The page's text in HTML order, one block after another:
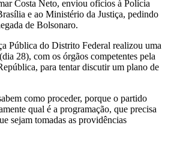
Costa Neto, enviou ofícios à Polícia
e ao Ministério da Justiça, pedindo
de Bolsonaro.
Pública do Distrito Federal realizou uma
28), com os órgãos competentes pela
para tentar discutir um plano de
como proceder, porque o partido
qual é a programação, que precisa
sejam tomadas as providências